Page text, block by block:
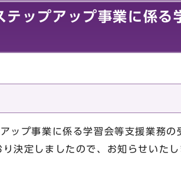
ップアップ事業に係る
ップ事業に係る学習会等支援業務の
決定しましたので、お知らせいたし